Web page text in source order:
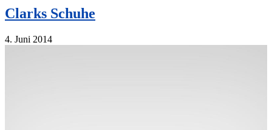
Clarks Schuhe
4. Juni 2014